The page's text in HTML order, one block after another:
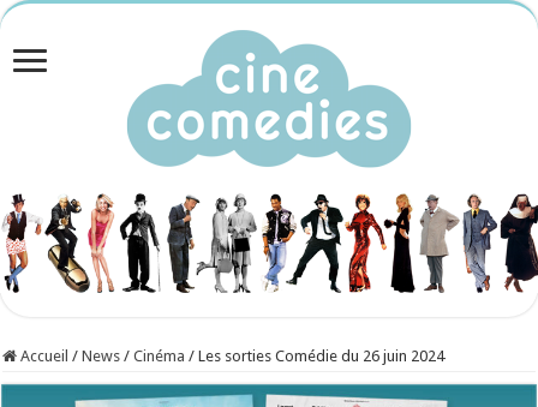
Accueil / News / Cinéma / Les sorties Comédie du 26 juin 2024